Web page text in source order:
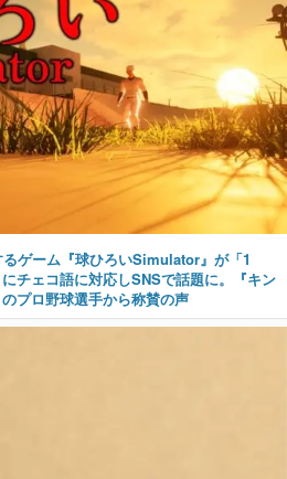
ゲーム『球ひろいSimulator』が「1
チェコ語に対応しSNSで話題に。『キン
プロ野球選手から称賛の声